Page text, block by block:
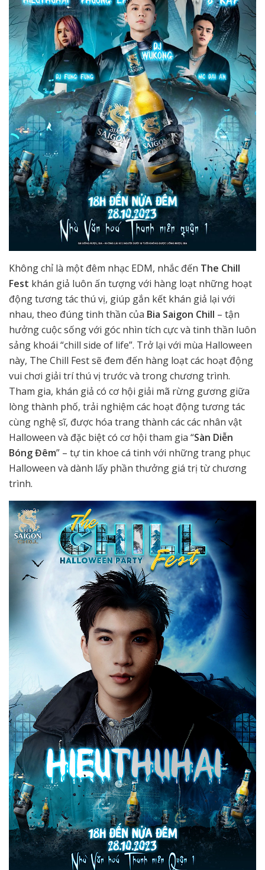
Không chỉ là một đêm nhạc EDM, nhắc đến The Chill
Fest khán giả luôn ấn tượng với hàng loạt những hoạt
động tương tác thú vị, giúp gắn kết khán giả lại với
nhau, theo đúng tinh thần của Bia Saigon Chill – tận
hưởng cuộc sống với góc nhìn tích cực và tinh thần luôn
sảng khoái “chill side of life”. Trở lại với mùa Halloween
này, The Chill Fest sẽ đem đến hàng loạt các hoạt động
vui chơi giải trí thú vị trước và trong chương trình.
Tham gia, khán giả có cơ hội giải mã rừng gương giữa
lòng thành phố, trải nghiệm các hoạt động tương tác
cùng nghệ sĩ, được hóa trang thành các các nhân vật
Halloween và đặc biệt có cơ hội tham gia “Sàn Diễn
Bóng Đêm” – tự tin khoe cá tinh với những trang phục
Halloween và dành lấy phần thưởng giá trị từ chương
trình.